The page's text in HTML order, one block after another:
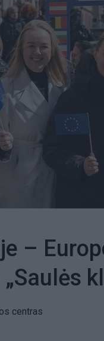
–
centras